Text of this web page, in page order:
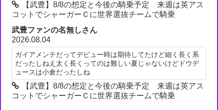
【武豊】8/8の想定と今後の騎乗予定 来週は英アス
コットでシャーガーＣに世界選抜チームで騎乗
武豊ファンの名無しさん
2026.08.04
ガイアメンテだってデビュー時は期待してたけど細く長く系
だったしねえ太く長くってのは難しい夏じゃないけどドウデ
ュースは小倉だったしね
【武豊】8/8の想定と今後の騎乗予定 来週は英アス
コットでシャーガーＣに世界選抜チームで騎乗